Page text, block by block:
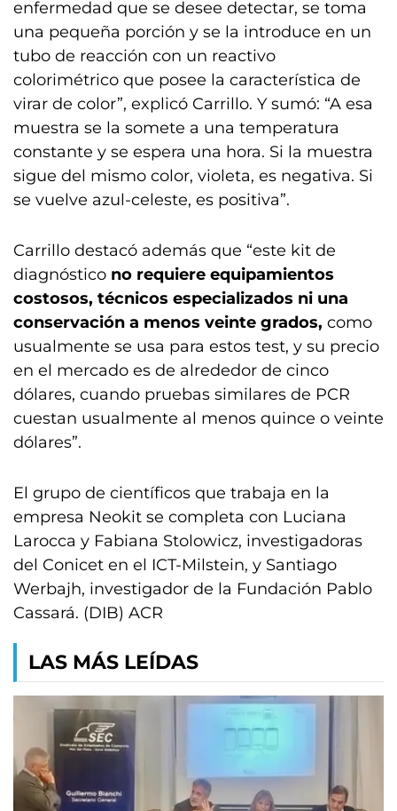
enfermedad que se desee detectar, se toma
una pequeña porción y se la introduce en un
tubo de reacción con un reactivo
colorimétrico que posee la característica de
virar de color”, explicó Carrillo. Y sumó: “A esa
muestra se la somete a una temperatura
constante y se espera una hora. Si la muestra
sigue del mismo color, violeta, es negativa. Si
se vuelve azul-celeste, es positiva”.
Carrillo destacó además que “este kit de
diagnóstico no requiere equipamientos
costosos, técnicos especializados ni una
conservación a menos veinte grados, como
usualmente se usa para estos test, y su precio
en el mercado es de alrededor de cinco
dólares, cuando pruebas similares de PCR
cuestan usualmente al menos quince o veinte
dólares”.
El grupo de científicos que trabaja en la
empresa Neokit se completa con Luciana
Larocca y Fabiana Stolowicz, investigadoras
del Conicet en el ICT-Milstein, y Santiago
Werbajh, investigador de la Fundación Pablo
Cassará. (DIB) ACR
LAS MÁS LEÍDAS